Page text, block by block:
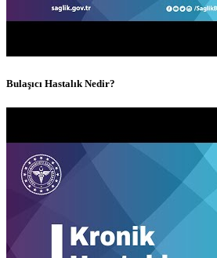
Bulaşıcı Hastalık Nedir?